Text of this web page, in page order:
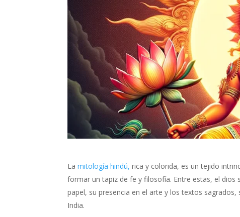
Lamitología hindú, rica y colorida, es un tejido
formar un tapiz de fe y filosofía. Entre estas, el dios
papel, su presencia en el arte y los textos
India.